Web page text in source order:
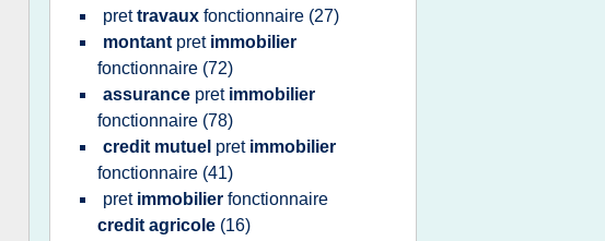
prettravaux fonctionnaire (27)
montant pret immobilier
fonctionnaire (72)
assurance pret immobilier
fonctionnaire (78)
credit mutuel pret immobilier
fonctionnaire (41)
pret immobilier fonctionnaire
credit agricole (16)